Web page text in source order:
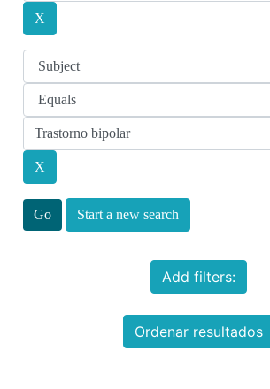
Start a new search
Add filters:
Ordenar resultados